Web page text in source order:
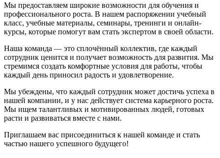
Мы предоставляем широкие возможности для обучения и
профессионального роста. В нашем распоряжении учебный
класс, учебные материалы, семинары, тренинги и онлайн-
курсы, которые помогут вам стать экспертом в своей области.
Наша команда — это сплочённый коллектив, где каждый
сотрудник ценится и получает возможность для развития. Мы
стремимся создать комфортные условия для работы, чтобы
каждый день приносил радость и удовлетворение.
Мы убеждены, что каждый сотрудник может достичь успеха в
нашей компании, и у нас действует система карьерного роста.
Мы ищем талантливых и мотивированных людей, готовых
расти и развиваться вместе с нами.
Приглашаем вас присоединиться к нашей команде и стать
частью нашего успешного будущего!